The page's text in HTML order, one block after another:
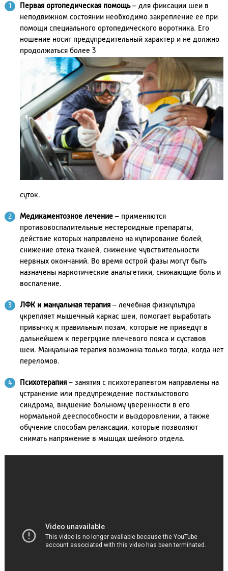
Первая ортопедическая помощь– для фиксации шеи в
неподвижном состоянии необходимо закрепление ее при
помощи специального ортопедического воротника. Его
ношение носит предупредительный характер и не должно
продолжаться более 3
суток.
Медикаментозное лечение– применяются
противовоспалительные нестероидные препараты,
действие которых направлено на купирование болей,
снижение отека тканей, снижение чувствительности
нервных окончаний. Во время острой фазы могут быть
назначены наркотические анальгетики, снижающие боль и
воспаление.
ЛФК и мануальная терапия– лечебная физкультура
укрепляет мышечный каркас шеи, помогает выработать
привычку к правильным позам, которые не приведут в
дальнейшем к перегрузке плечевого пояса и суставов
шеи. Мануальная терапия возможна только тогда, когда нет
переломов.
Психотерапия– занятия с психотерапевтом направлены на
устранение или предупреждение постхлыстового
синдрома, внушение больному уверенности в его
нормальной дееспособности и выздоровлении, а также
обучение способам релаксации, которые позволяют
снимать напряжение в мышцах шейного отдела.